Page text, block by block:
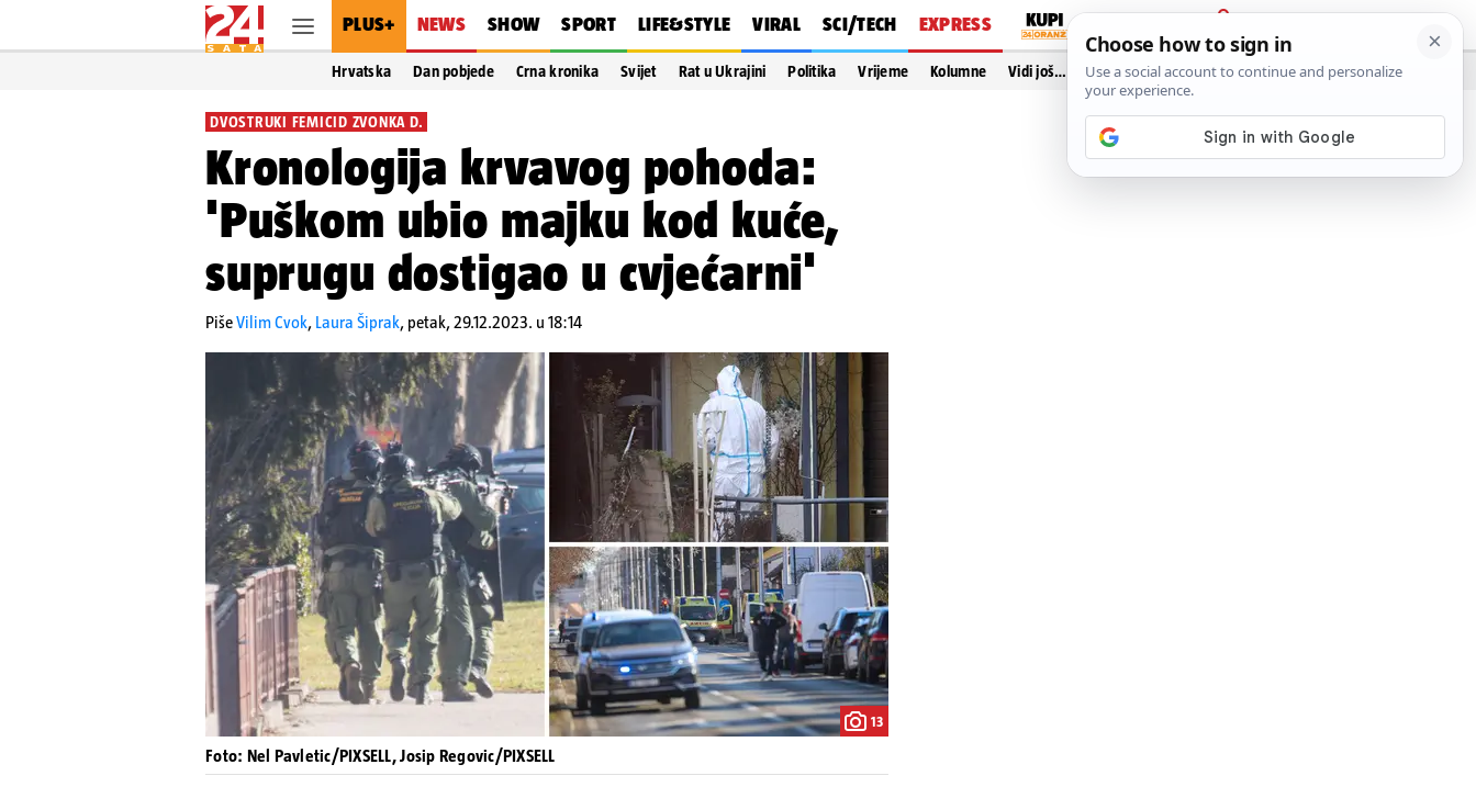
PLUS+ NEWS SHOW SPORT LIFE&STYLE VIRAL SCI/TECH EXPRESS
PRIJAVA
Hrvatska Dan pobjede Crna kronika Svijet Rat u Ukrajini Politika Vrijeme Kolumne Vidi još…
DVOSTRUKI FEMICID ZVONKA D.
Kronologija krvavog pohoda:
'Puškom ubio majku kod kuće,
suprugu dostigao u cvjećarni'
PišeVilim Cvok, Laura Šiprak, petak, 29.12.2023. u 18:14
13
Foto: Nel Pavletic/PIXSELL, Josip Regovic/PIXSELL